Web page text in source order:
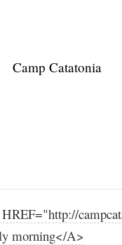
Camp Catatonia
morning</A>